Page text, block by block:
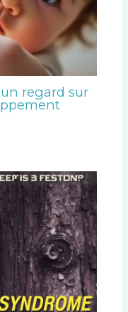
regard sur